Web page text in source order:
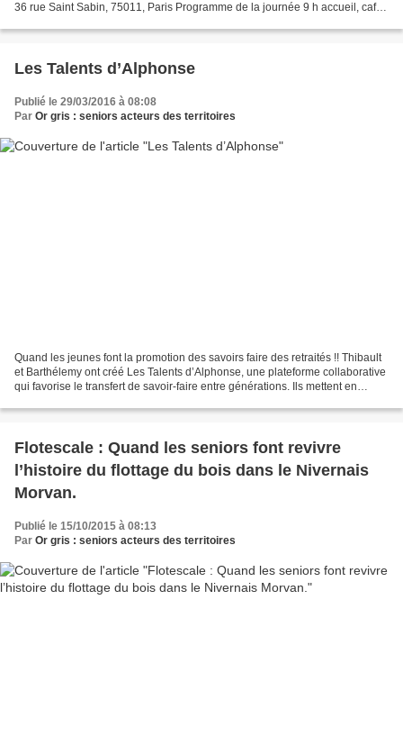
36 rue Saint Sabin, 75011, Paris Programme de la journée 9 h accueil, café,
Les Talents d’Alphonse
Publié le 29/03/2016 à 08:08
Par Or gris : seniors acteurs des territoires
Quand les jeunes font la promotion des savoirs faire des retraités !! Thibault
et Barthélemy ont créé Les Talents d’Alphonse, une plateforme collaborative
qui favorise le transfert de savoir-faire entre générations. Ils mettent en
Flotescale : Quand les seniors font revivre
l’histoire du flottage du bois dans le Nivernais
Morvan.
Publié le 15/10/2015 à 08:13
Par Or gris : seniors acteurs des territoires